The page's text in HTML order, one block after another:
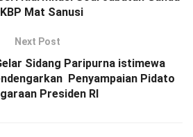
Mat Sanusi
Next Post
Sidang Paripurna istimewa
Penyampaian Pidato
Presiden RI